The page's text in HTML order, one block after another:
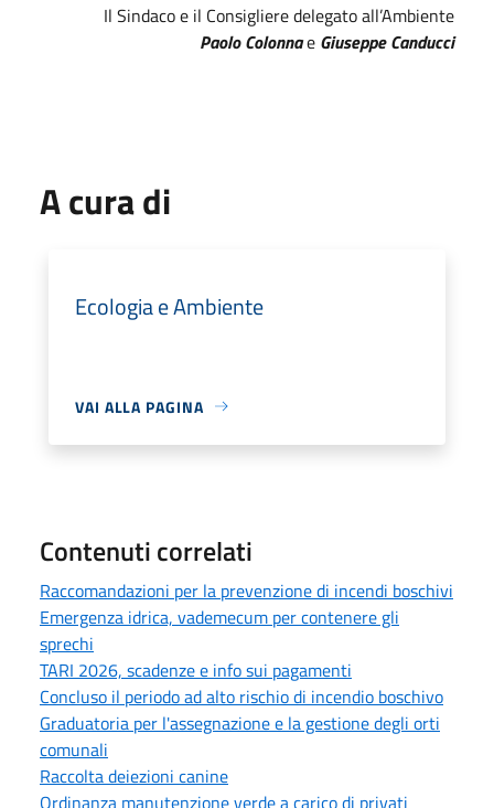
Il Sindaco e il Consigliere delegato all’Ambiente
Paolo Colonnae Giuseppe Canducci
A cura di
Ecologia e Ambiente
VAI ALLA PAGINA
Contenuti correlati
Raccomandazioni per la prevenzione di incendi boschivi
Emergenza idrica, vademecum per contenere gli
sprechi
TARI 2026, scadenze e info sui pagamenti
Concluso il periodo ad alto rischio di incendio boschivo
Graduatoria per l'assegnazione e la gestione degli orti
comunali
Raccolta deiezioni canine
Ordinanza manutenzione verde a carico di privati